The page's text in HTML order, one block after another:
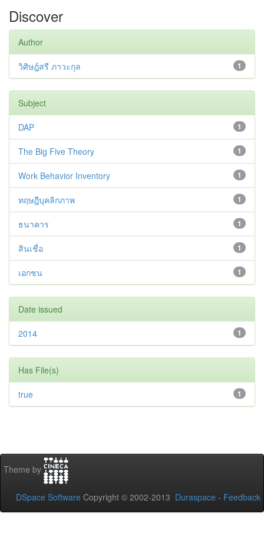
Discover
Author
1
วิศิษฎ์สรี ภาวะกุล
Subject
1
DAP
1
The Big Five Theory
1
Work Behavior Inventory
1
ทฤษฎีบุคลิกภาพ
1
ธนาคาร
1
สินเชื่อ
1
เอกชน
Date issued
1
2014
Has File(s)
1
true
Theme by
DSpace Software Copyright © 2002-2013 Duraspace - Feedback